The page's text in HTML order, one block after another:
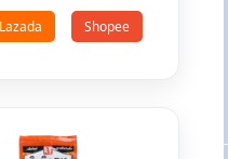
Lazada Shopee